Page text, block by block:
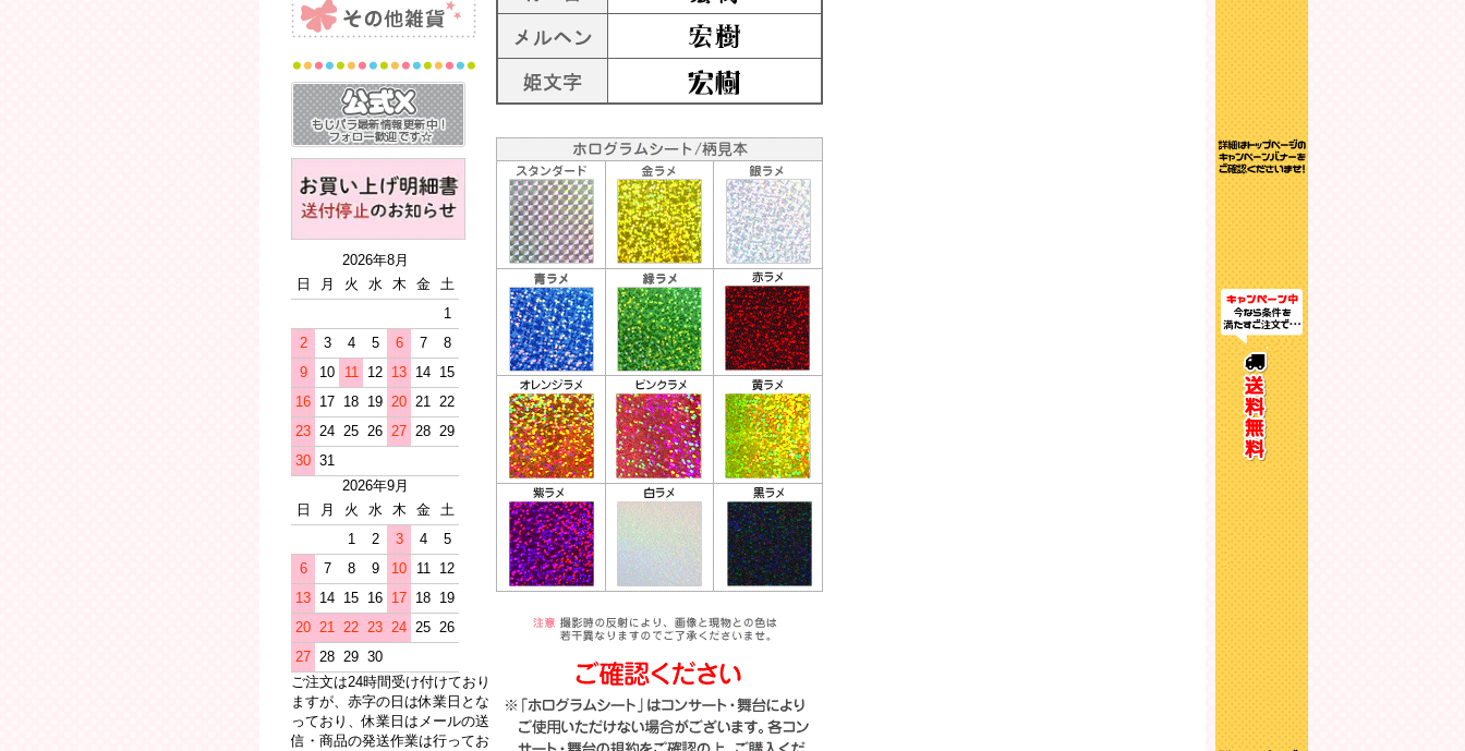
2026年8月
日
月 火 水 木 金
土
1
2
3 4 5 6 7
8
9
10 11 12 13 14 15
16 17 18 19 20 21 22
23 24 25 26 27 28 29
30 31
2026年9月
日
月 火 水 木 金
土
1
2 3 4
5
6
7 8 9 10 11
12
13 14 15 16 17 18 19
20 21 22 23 24 25 26
27 28 29 30
ご注文は24時間受け付けており
ますが、赤字の日は休業日とな
っており、休業日はメールの送
信・商品の発送作業は行ってお